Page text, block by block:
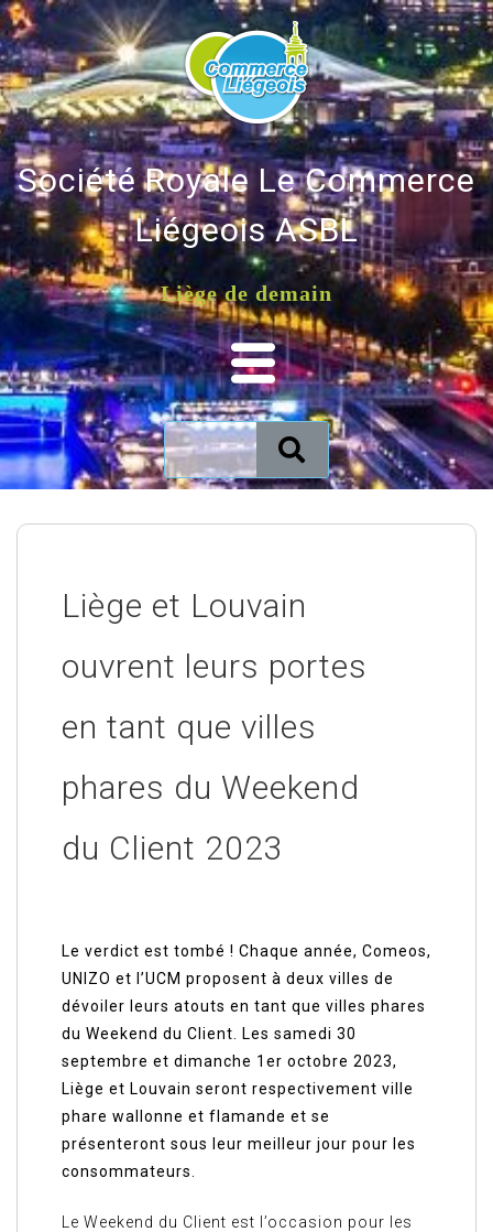
Société Royale Le Commerce
Liégeois ASBL
Liège de demain
Liège et Louvain
ouvrent leurs portes
en tant que villes
phares du Weekend
du Client 2023
Le verdict est tombé ! Chaque année, Comeos,
UNIZO et l’UCM proposent à deux villes de
dévoiler leurs atouts en tant que villes phares
du Weekend du Client. Les samedi 30
septembre et dimanche 1er octobre 2023,
Liège et Louvain seront respectivement ville
phare wallonne et flamande et se
présenteront sous leur meilleur jour pour les
consommateurs.
Le Weekend du Client est l’occasion pour les